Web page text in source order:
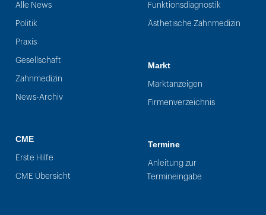
Alle News
Politik
Praxis
Gesellschaft
Zahnmedizin
News-Archiv
CME
Erste Hilfe
CME Übersicht
Funktionsdiagnostik
Ästhetische Zahnmedizin
Markt
Marktanzeigen
Firmenverzeichnis
Termine
Anleitung zur
Termineingabe